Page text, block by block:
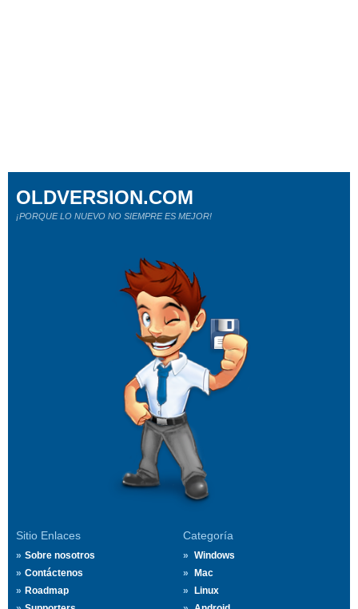
Sitio Enlaces
Sobre nosotros
Contáctenos
Roadmap
Categoría
Windows
Mac
Linux
OLDVERSION.COM
¡PORQUE LO NUEVO NO SIEMPRE ES MEJOR!